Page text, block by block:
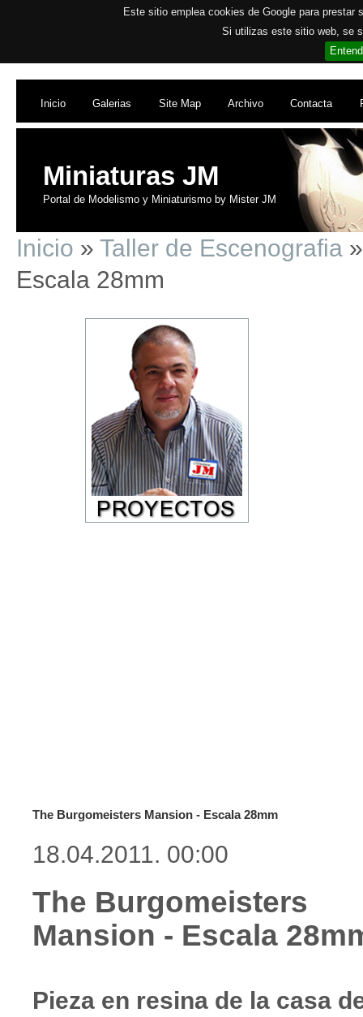
Este sitio emplea cookies de Google para
Si utilizas este sitio web, se
Inicio Galerias Site Map Archivo Contacta
Miniaturas JM
Portal de Modelismo y Miniaturismo by Mister JM
Inicio » Taller de Escenografia
Escala 28mm
The Burgomeisters Mansion - Escala 28mm
18.04.2011. 00:00
The Burgomeisters
Mansion - Escala
Pieza en resina de la casa